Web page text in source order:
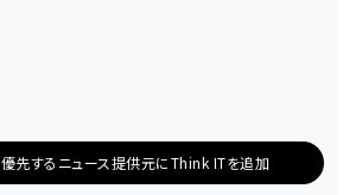
優先するニュース提供元にThink ITを追加